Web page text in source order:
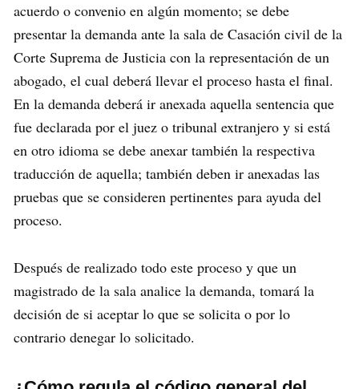
acuerdo o convenio en algún momento; se debe
presentar la demanda ante la sala de Casación civil de la
Corte Suprema de Justicia con la representación de un
abogado, el cual deberá llevar el proceso hasta el final.
En la demanda deberá ir anexada aquella sentencia que
fue declarada por el juez o tribunal extranjero y si está
en otro idioma se debe anexar también la respectiva
traducción de aquella; también deben ir anexadas las
pruebas que se consideren pertinentes para ayuda del
proceso.
Después de realizado todo este proceso y que un
magistrado de la sala analice la demanda, tomará la
decisión de si aceptar lo que se solicita o por lo
contrario denegar lo solicitado.